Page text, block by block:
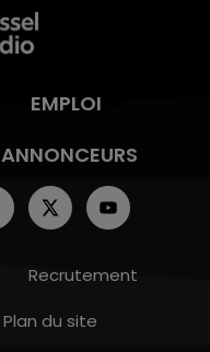
EMPLOI
ANNONCEURS
Recrutement
Plan du site